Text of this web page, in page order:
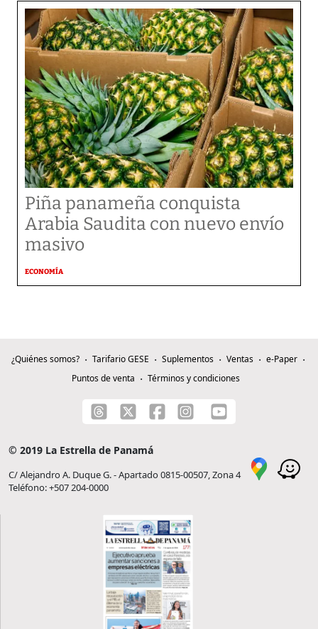
Piña panameña conquista
Arabia Saudita con nuevo envío
masivo
ECONOMÍA
¿Quiénes somos? Tarifario GESE Suplementos Ventas
e-Paper
Puntos de venta
Términos y condiciones
© 2019 La Estrella de Panamá
C/ Alejandro A. Duque G. - Apartado 0815-00507, Zona 4
Teléfono: +507 204-0000